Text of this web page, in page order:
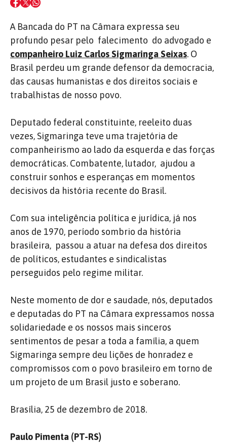
A Bancada do PT na Câmara expressa seu
profundo pesar pelo falecimento do advogado e
companheiro Luiz Carlos Sigmaringa Seixas. O
Brasil perdeu um grande defensor da democracia,
das causas humanistas e dos direitos sociais e
trabalhistas de nosso povo.
Deputado federal constituinte, reeleito duas
vezes, Sigmaringa teve uma trajetória de
companheirismo ao lado da esquerda e das forças
democráticas. Combatente, lutador, ajudou a
construir sonhos e esperanças em momentos
decisivos da história recente do Brasil.
Com sua inteligência política e jurídica, já nos
anos de 1970, período sombrio da história
brasileira, passou a atuar na defesa dos direitos
de políticos, estudantes e sindicalistas
perseguidos pelo regime militar.
Neste momento de dor e saudade, nós, deputados
e deputadas do PT na Câmara expressamos nossa
solidariedade e os nossos mais sinceros
sentimentos de pesar a toda a família, a quem
Sigmaringa sempre deu lições de honradez e
compromissos com o povo brasileiro em torno de
um projeto de um Brasil justo e soberano.
Brasília, 25 de dezembro de 2018.
Paulo Pimenta (PT-RS)